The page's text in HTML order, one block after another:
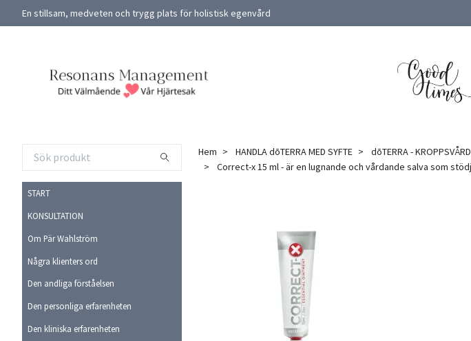
En stillsam, medveten och trygg plats för holistisk egenvård
START
KONSULTATION
Om Pär Wahlström
Några klienters ord
Den andliga förståelsen
Den personliga erfarenheten
Den kliniska erfarenheten
Hem HANDLA dōTERRA MED SYFTE
dōTERRA - KROPPSVÅRD
Correct-x 15 ml - är en lugnande och vårdande salva som